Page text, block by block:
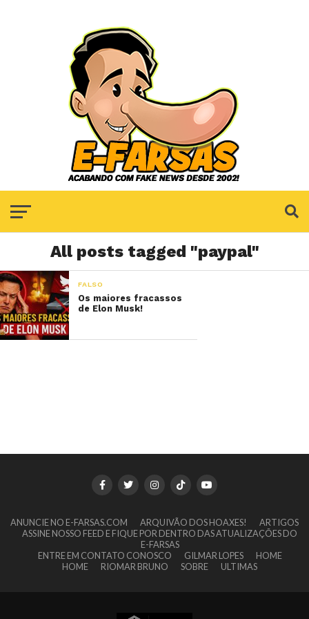
All posts tagged "paypal"
FALSO
Os maiores fracassos
de Elon Musk!
ANUNCIE NO E-FARSAS.COM ARQUIVÃO DOS HOAXES!
ARTIGOS
ASSINE NOSSO FEED E FIQUE POR DENTRO DAS ATUALIZAÇÕES DO
E-FARSAS
ENTRE EM CONTATO CONOSCO
GILMAR LOPES
HOME
HOME
RIOMAR BRUNO SOBRE ULTIMAS